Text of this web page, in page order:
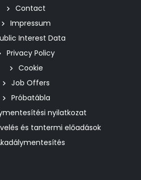
Contact
Impressum
Interest Data
Privacy Policy
Cookie
Job Offers
Próbatábla
nyilatkozat
és tantermi előadások